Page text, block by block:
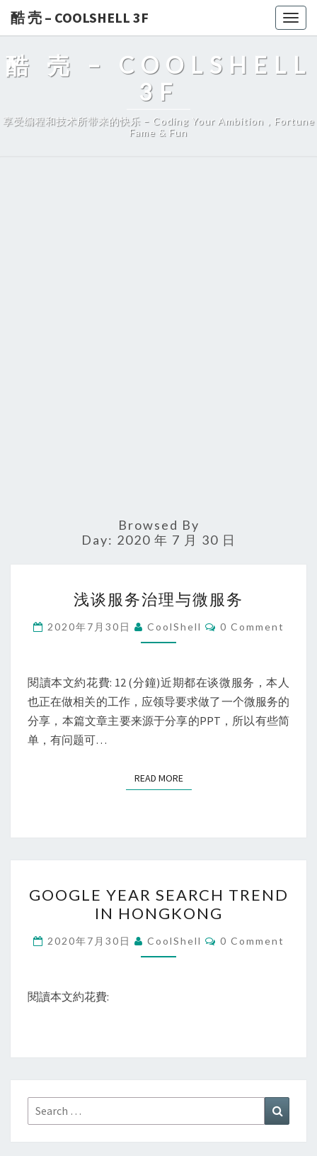
酷 壳 – COOLSHELL 3F
酷 壳 – COOLSHELL
3F
享受编程和技术所带来的快乐 – Coding Your Ambition，Fortune
Fame & Fun
Browsed By
Day: 2020 年 7 月 30 日
谈
服
务
理
与
微
浅谈服务治理与微服务
2020年7月30日 CoolShell Comments
0 Comment
閱讀本文約花費: 12 (分鐘)近期都在谈微服务，本人
也正在做相关的工作，应领导要求做了一个微服务的
分享，本篇文章主要来源于分享的PPT，所以有些简
单，有问题可…
READ MOREREAD MORE
YEAR
SEARCH
TREND
IN
GOOGLE YEAR SEARCH TREND
IN HONGKONG
2020年7月30日 CoolShell Comments
0 Comment
閱讀本文約花費:
Search
for: